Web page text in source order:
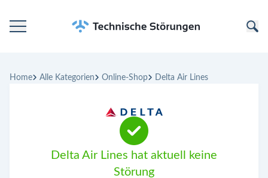
Kategorien
Home Alle Kategorien Online-Shop Delta Air Lines
Delta Air Lines hat aktuell keine
Störung